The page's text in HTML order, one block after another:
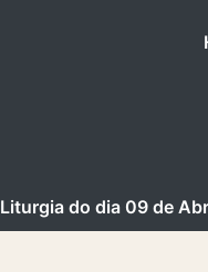
Liturgia do dia 09 de